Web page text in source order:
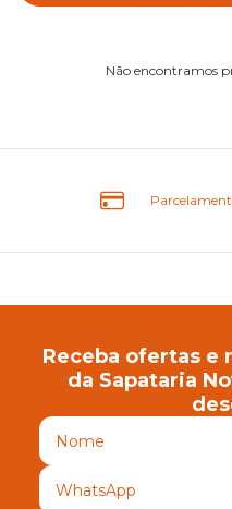
Não encontramos
Receba ofertas e
da Sapataria